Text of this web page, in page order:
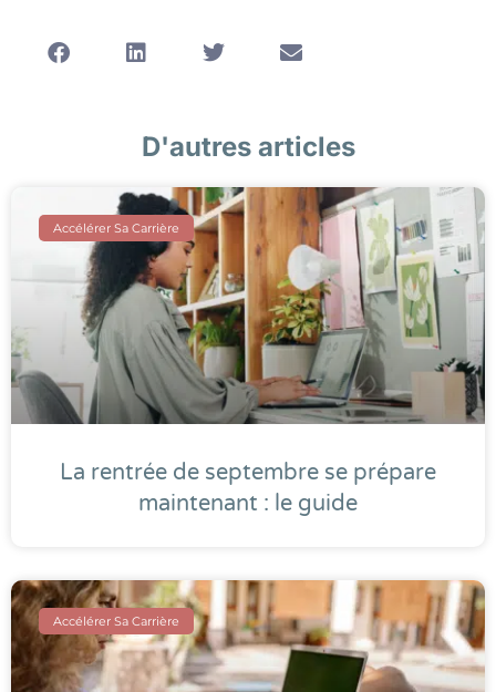
D'autres articles
Accélérer Sa Carrière
La rentrée de septembre se prépare
maintenant : le guide
Accélérer Sa Carrière